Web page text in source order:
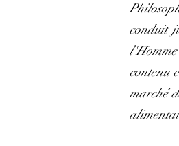
conduit
contenu
marché